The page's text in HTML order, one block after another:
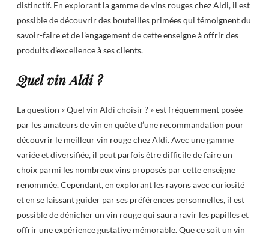
distinctif. En explorant la gamme de vins rouges chez Aldi, il est
possible de découvrir des bouteilles primées qui témoignent du
savoir-faire et de l’engagement de cette enseigne à offrir des
produits d’excellence à ses clients.
Quel vin Aldi ?
La question « Quel vin Aldi choisir ? » est fréquemment posée
par les amateurs de vin en quête d’une recommandation pour
découvrir le meilleur vin rouge chez Aldi. Avec une gamme
variée et diversifiée, il peut parfois être difficile de faire un
choix parmi les nombreux vins proposés par cette enseigne
renommée. Cependant, en explorant les rayons avec curiosité
et en se laissant guider par ses préférences personnelles, il est
possible de dénicher un vin rouge qui saura ravir les papilles et
offrir une expérience gustative mémorable. Que ce soit un vin